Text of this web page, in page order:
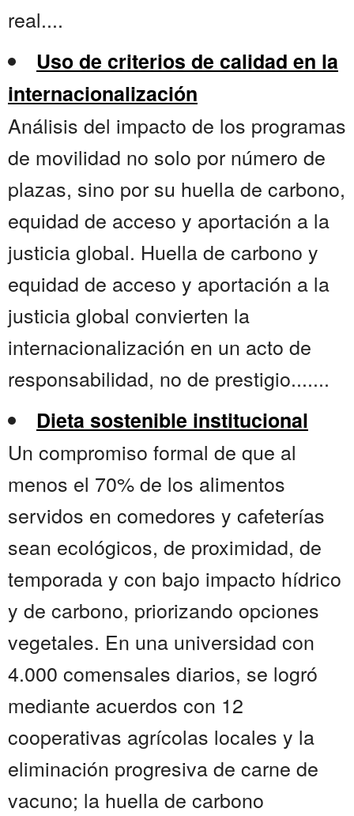
real....
Uso de criterios de calidad en la
internacionalización
Análisis del impacto de los programas
de movilidad no solo por número de
plazas, sino por su huella de carbono,
equidad de acceso y aportación a la
justicia global. Huella de carbono y
equidad de acceso y aportación a la
justicia global convierten la
internacionalización en un acto de
responsabilidad, no de prestigio.......
Dieta sostenible institucional
Un compromiso formal de que al
menos el 70% de los alimentos
servidos en comedores y cafeterías
sean ecológicos, de proximidad, de
temporada y con bajo impacto hídrico
y de carbono, priorizando opciones
vegetales. En una universidad con
4.000 comensales diarios, se logró
mediante acuerdos con 12
cooperativas agrícolas locales y la
eliminación progresiva de carne de
vacuno; la huella de carbono